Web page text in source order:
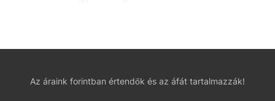
Az áraink forintban értendők és az áfát tartalmazzák!